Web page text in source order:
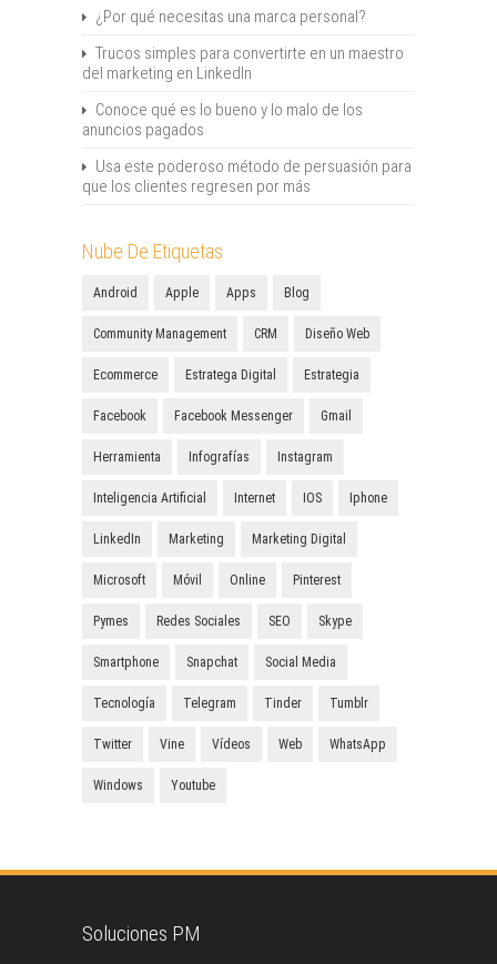
¿Por qué necesitas una marca personal?
Trucos simples para convertirte en un maestro
del marketing en LinkedIn
Conoce qué es lo bueno y lo malo de los
anuncios pagados
Usa este poderoso método de persuasión para
que los clientes regresen por más
Nube De Etiquetas
Android Apple Apps Blog
Community Management CRM Diseño Web
Ecommerce Estratega Digital Estrategia
Facebook Facebook Messenger Gmail
Herramienta Infografías Instagram
Inteligencia Artificial Internet IOS Iphone
LinkedIn Marketing Marketing Digital
Microsoft Móvil Online Pinterest
Pymes Redes Sociales SEO Skype
Smartphone Snapchat Social Media
Tecnología Telegram Tinder Tumblr
Twitter Vine Vídeos Web WhatsApp
Windows Youtube
Soluciones PM